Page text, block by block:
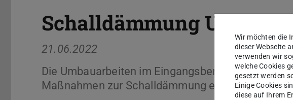
Schalldämmung ULB
21.06.2022
Die Umbauarbeiten im Eingangsbereich der ULB
Maßnahmen zur Schalldämmung ergänzt.
Wir möchten die
dieser Webseite
verwenden wir
welche Cookies
gesetzt werden
Einige Cookies
diese auf Ihrem